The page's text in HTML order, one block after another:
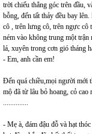
trời chiếu thẳng góc trên đầu,
bỗng, đến tất thảy đều bay
cô , trên lưng cô, trên ngực cô
ném vào không trung một
lá, xuyên trong cơn gió tháng
- Em, anh cần em!
Đến quá chiều,mọi người mới
mộ đã từ lâu bỏ hoang, cỏ cao
..............
- Mẹ à, đám đậu đỗ và hạt